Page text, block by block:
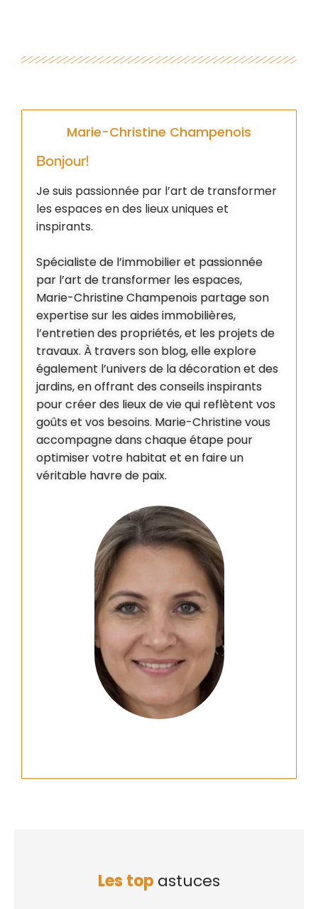
Marie-Christine Champenois
Bonjour!
Je suis passionnée par l’art de transformer
les espaces en des lieux uniques et
inspirants.
Spécialiste de l’immobilier et passionnée
par l’art de transformer les espaces,
Marie-Christine Champenois partage son
expertise sur les aides immobilières,
l’entretien des propriétés, et les projets de
travaux. À travers son blog, elle explore
également l’univers de la décoration et des
jardins, en offrant des conseils inspirants
pour créer des lieux de vie qui reflètent vos
goûts et vos besoins. Marie-Christine vous
accompagne dans chaque étape pour
optimiser votre habitat et en faire un
véritable havre de paix.
Les top astuces